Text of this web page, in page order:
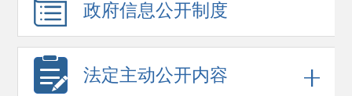
政府信息公开制度
法定主动公开内容